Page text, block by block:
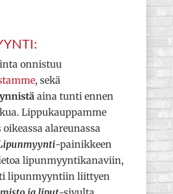
onnistuu
, sekä
aina tunti ennen
Lippukauppamme
alareunassa
-painikkeen
lipunmyyntikanaviin,
lipunmyyntiin liittyen